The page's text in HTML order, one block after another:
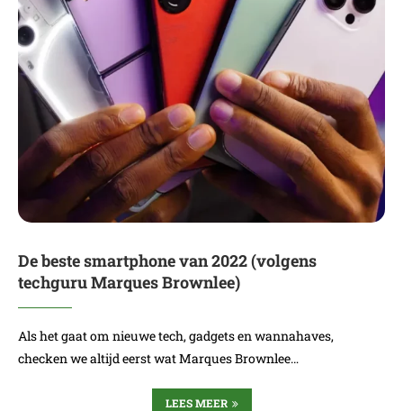
De beste smartphone van 2022 (volgens
techguru Marques Brownlee)
Als het gaat om nieuwe tech, gadgets en wannahaves,
checken we altijd eerst wat Marques Brownlee…
LEES MEER